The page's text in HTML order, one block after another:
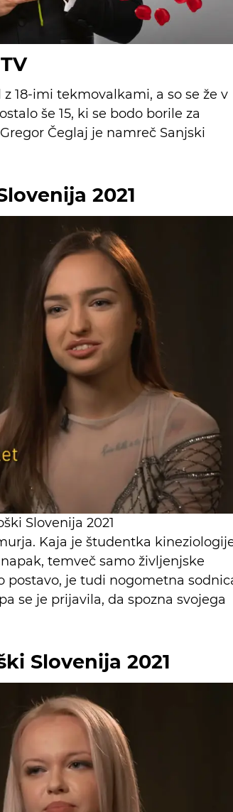
z 18-imi tekmovalkami, a so se že v
še 15, ki se bodo borile za
Čeglaj je namreč Sanjski
2021
Slovenija 2021
Kaja je študentka
temveč samo življenjske
postavo, je tudi nogometna
se je prijavila, da spozna svojega
Slovenija 2021